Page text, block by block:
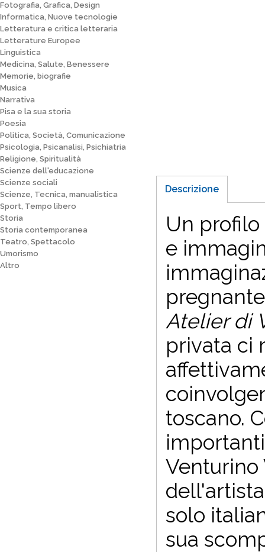
Fotografia, Grafica, Design
Informatica, Nuove tecnologie
Letteratura e critica letteraria
Letterature Europee
Linguistica
Medicina, Salute, Benessere
Memorie, biografie
Musica
Narrativa
Pisa e la sua storia
Poesia
Politica, Società, Comunicazione
Psicologia, Psicanalisi, Psichiatria
Religione, Spiritualità
Scienze dell'educazione
Scienze sociali
Scienze, Tecnica, manualistica
Sport, Tempo libero
Storia
Storia contemporanea
Teatro, Spettacolo
Umorismo
Altro
Descrizione
Un
e
Atelier di
privata ci
toscano.
Venturino
solo
sua